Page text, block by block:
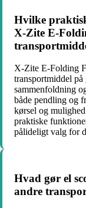
Hvilke
X-Zite E-
X-Zite E-Folding
transportmiddel på
sammenfoldning
både pendling og
kørsel og
praktiske
pålideligt valg for
Hvad gør el
andre